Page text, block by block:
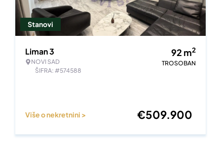
Stanovi
Liman 3
NOVI SAD
ŠIFRA: #574588
92 m2
TROSOBAN
Više o nekretnini > €509.900